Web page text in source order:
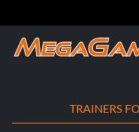
TRAINERS